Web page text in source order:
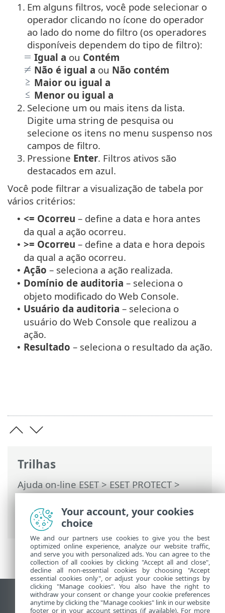
Trilhas
Ajuda on-line ESET>ESET PROTECT>
Usando o ESET PROTECT>ESET PROTECT
Menu principal >Mais> Relatório de
auditoria
1. Em alguns filtros, você pode selecionar o
operador clicando no ícone do operador
ao lado do nome do filtro (os operadores
disponíveis dependem do tipo de filtro):
Igual a ou Contém
Não é igual a ou Não contém
Maior ou igual a
Menor ou igual a
2. Selecione um ou mais itens da lista.
Digite uma string de pesquisa ou
selecione os itens no menu suspenso nos
campos de filtro.
3. Pressione Enter. Filtros ativos são
destacados em azul.
Você pode filtrar a visualização de tabela por
vários critérios:
• <= Ocorreu – define a data e hora antes
da qual a ação ocorreu.
• >= Ocorreu – define a data e hora depois
da qual a ação ocorreu.
• Ação – seleciona a ação realizada.
• Domínio de auditoria – seleciona o
objeto modificado do Web Console.
• Usuário da auditoria – seleciona o
usuário do Web Console que realizou a
ação.
• Resultado – seleciona o resultado da ação.
Ver site para desktop
Your account, your cookies
choice
We and our partners use cookies to give you the best
optimized online experience, analyze our website traffic,
and serve you with personalized ads. You can agree to the
collection of all cookies by clicking "Accept all and close",
decline all non-essential cookies by choosing "Accept
essential cookies only", or adjust your cookie settings by
clicking "Manage cookies". You also have the right to
withdraw your consent or change your cookie preferences
anytime by clicking the "Manage cookies" link in our website
footer or in your account settings (if available). For more